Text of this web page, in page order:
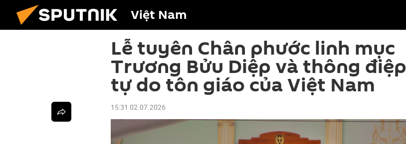
Việt Nam
Lễ tuyên Chân phước linh mục
Trương Bửu Diệp và thông điệp
tự do tôn giáo của Việt Nam
15:31 02.07.2026